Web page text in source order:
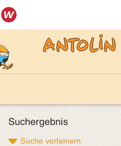
Suchergebnis
Suche verfeinern